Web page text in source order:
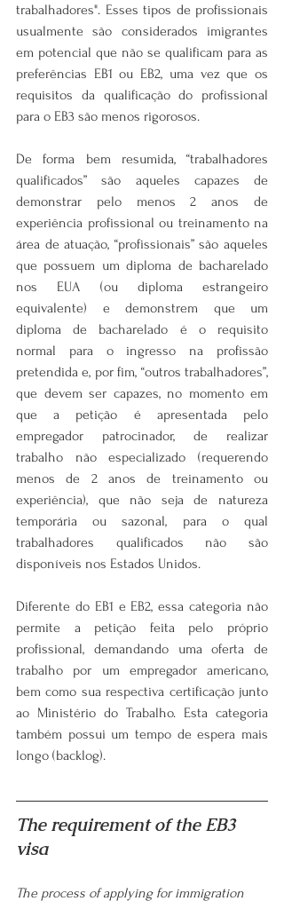
trabalhadores". Esses tipos de profissionais
usualmente são considerados imigrantes
em potencial que não se qualificam para as
preferências EB1 ou EB2, uma vez que os
requisitos da qualificação do profissional
para o EB3 são menos rigorosos.
De forma bem resumida, “trabalhadores
qualificados” são aqueles capazes de
demonstrar pelo menos 2 anos de
experiência profissional ou treinamento na
área de atuação, “profissionais” são aqueles
que possuem um diploma de bacharelado
nos EUA (ou diploma estrangeiro
equivalente) e demonstrem que um
diploma de bacharelado é o requisito
normal para o ingresso na profissão
pretendida e, por fim, “outros trabalhadores”,
que devem ser capazes, no momento em
que a petição é apresentada pelo
empregador patrocinador, de realizar
trabalho não especializado (requerendo
menos de 2 anos de treinamento ou
experiência), que não seja de natureza
temporária ou sazonal, para o qual
trabalhadores qualificados não são
disponíveis nos Estados Unidos.
Diferente do EB1 e EB2, essa categoria não
permite a petição feita pelo próprio
profissional, demandando uma oferta de
trabalho por um empregador americano,
bem como sua respectiva certificação junto
ao Ministério do Trabalho. Esta categoria
também possui um tempo de espera mais
longo (backlog).
The requirement of the EB3
visa
The process of applying for immigration